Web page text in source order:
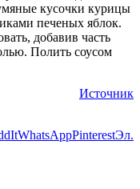
кусочки курицы
печеных яблок.
добавив часть
Полить соусом
Источник
WhatsAppPinterestЭл.